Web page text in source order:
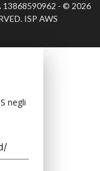
13868590962 - © 2026
ISP AWS
negli